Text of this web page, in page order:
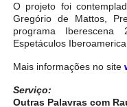
O projeto foi
Gregório de Mattos,
programa
Espetáculos
Mais informações no site
Serviço:
Outras Palavras com